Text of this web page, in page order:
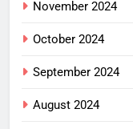
November 2024
October 2024
September 2024
August 2024